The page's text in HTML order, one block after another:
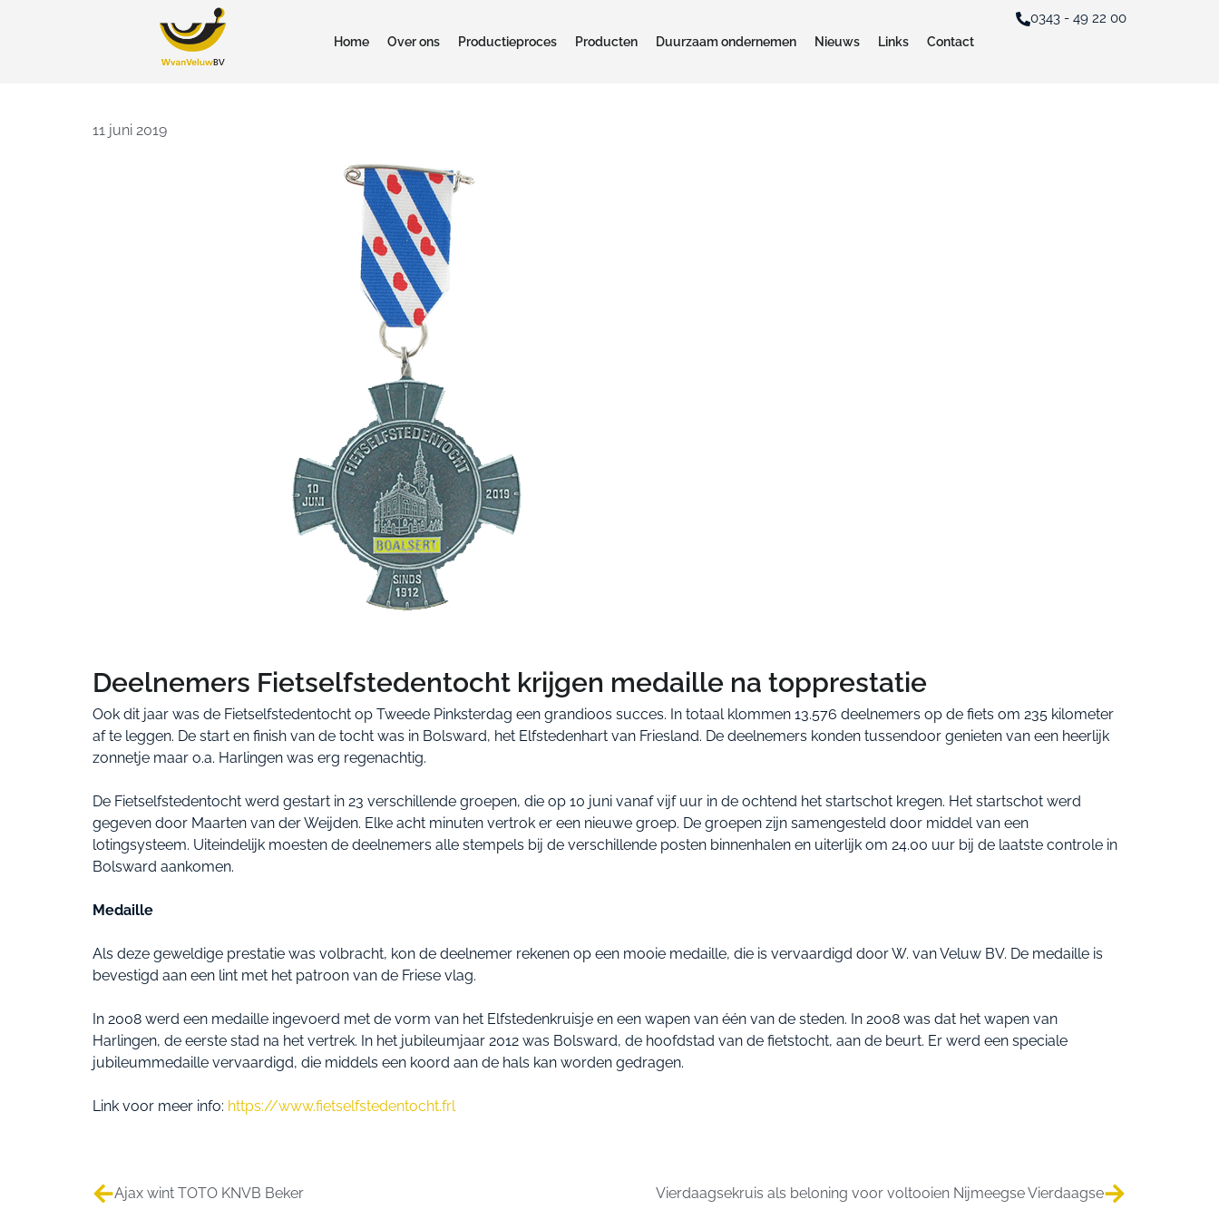
0343 - 49 22 00
Home Over ons Productieproces Producten Duurzaam ondernemen Nieuws Links Contact
11 juni 2019
Deelnemers Fietselfstedentocht krijgen medaille na topprestatie
Ook dit jaar was de Fietselfstedentocht op Tweede Pinksterdag een grandioos succes. In totaal klommen 13.576 deelnemers op de fiets om 235 kilometer
af te leggen. De start en finish van de tocht was in Bolsward, het Elfstedenhart van Friesland. De deelnemers konden tussendoor genieten van een heerlijk
zonnetje maar o.a. Harlingen was erg regenachtig.
De Fietselfstedentocht werd gestart in 23 verschillende groepen, die op 10 juni vanaf vijf uur in de ochtend het startschot kregen. Het startschot werd
gegeven door Maarten van der Weijden. Elke acht minuten vertrok er een nieuwe groep. De groepen zijn samengesteld door middel van een
lotingsysteem. Uiteindelijk moesten de deelnemers alle stempels bij de verschillende posten binnenhalen en uiterlijk om 24.00 uur bij de laatste controle in
Bolsward aankomen.
Medaille
Als deze geweldige prestatie was volbracht, kon de deelnemer rekenen op een mooie medaille, die is vervaardigd door W. van Veluw BV. De medaille is
bevestigd aan een lint met het patroon van de Friese vlag.
In 2008 werd een medaille ingevoerd met de vorm van het Elfstedenkruisje en een wapen van één van de steden. In 2008 was dat het wapen van
Harlingen, de eerste stad na het vertrek. In het jubileumjaar 2012 was Bolsward, de hoofdstad van de fietstocht, aan de beurt. Er werd een speciale
jubileummedaille vervaardigd, die middels een koord aan de hals kan worden gedragen.
Link voor meer info: https://www.fietselfstedentocht.frl
Ajax wint TOTO KNVB Beker Vierdaagsekruis als beloning voor voltooien Nijmeegse Vierdaagse